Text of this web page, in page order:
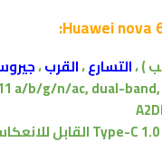
)،التسارع،القرب،
a/b/g/n/ac, dual-